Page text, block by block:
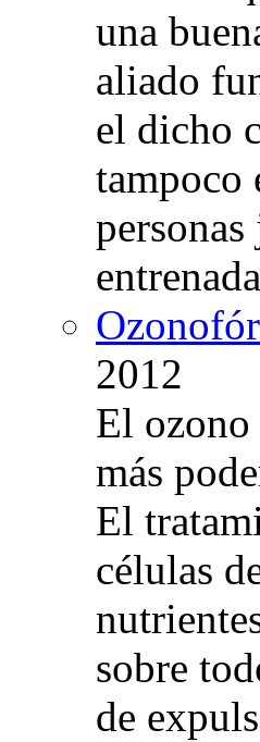
una
aliado
el dicho
tampoco
2012
El ozono
más
El
células
sobre
de